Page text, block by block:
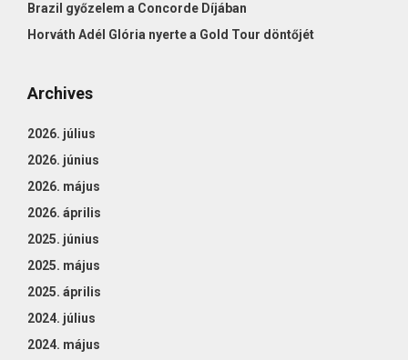
Brazil győzelem a Concorde Díjában
Horváth Adél Glória nyerte a Gold Tour döntőjét
Archives
2026. július
2026. június
2026. május
2026. április
2025. június
2025. május
2025. április
2024. július
2024. május